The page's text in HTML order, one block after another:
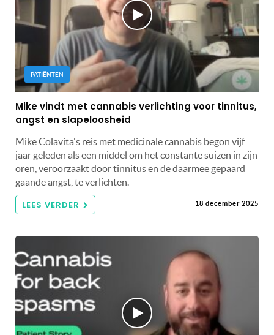
PATIËNTEN
Mike vindt met cannabis verlichting voor tinnitus,
angst en slapeloosheid
Mike Colavita's reis met medicinale cannabis begon vijf
jaar geleden als een middel om het constante suizen in zijn
oren, veroorzaakt door tinnitus en de daarmee gepaard
gaande angst, te verlichten.
LEES VERDER 18 december 2025